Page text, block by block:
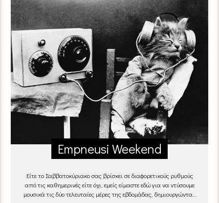
Empneusi Weekend
Είτε το Σαββατοκύριακο σας βρίσκει σε διαφορετικούς ρυθμούς
από τις καθημερινές είτε όχι, εμείς είμαστε εδώ για να ντύσουμε
μουσικά τις δύο τελευταίες μέρες της εβδομάδας, δημιουργώντας